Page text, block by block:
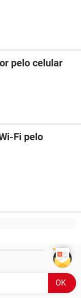
pelo celular
Fi pelo